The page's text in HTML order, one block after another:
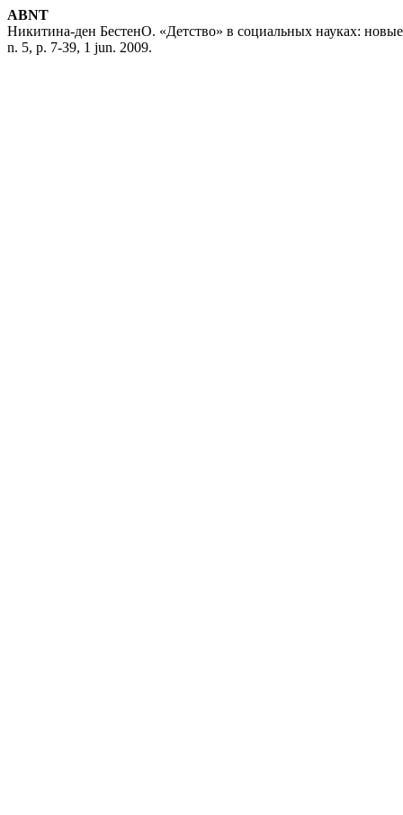
ABNT
Ни­ки­ти­на-ден Бес­тенО. «Детство» в со­циальных науках:
n. 5, p. 7-39, 1 jun. 2009.